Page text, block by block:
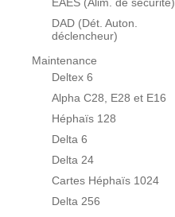
DAD (Dét. Auton.
déclencheur)
Maintenance
Deltex 6
Alpha C28, E28 et E16
Héphaïs 128
Delta 6
Delta 24
Cartes Héphaïs 1024
Delta 256